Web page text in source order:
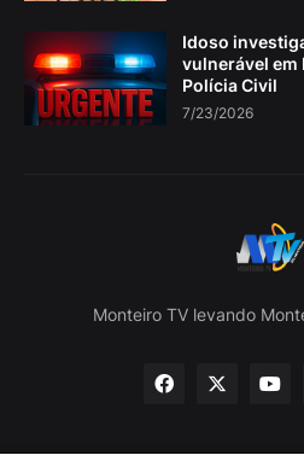
Idoso
vulnerável em
Polícia Civil
7/23/2026
Monteiro TV levando